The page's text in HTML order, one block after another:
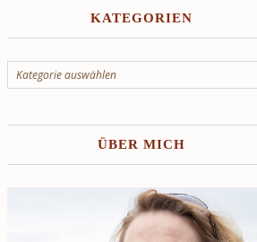
KATEGORIEN
Kategorien
ÜBER MICH